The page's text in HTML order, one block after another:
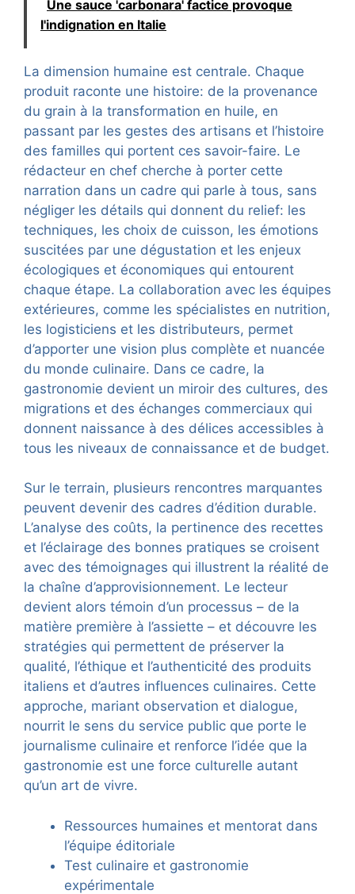
Une sauce 'carbonara' factice provoque
l'indignation en Italie
La dimension humaine est centrale. Chaque
produit raconte une histoire: de la provenance
du grain à la transformation en huile, en
passant par les gestes des artisans et l’histoire
des familles qui portent ces savoir-faire. Le
rédacteur en chef cherche à porter cette
narration dans un cadre qui parle à tous, sans
négliger les détails qui donnent du relief: les
techniques, les choix de cuisson, les émotions
suscitées par une dégustation et les enjeux
écologiques et économiques qui entourent
chaque étape. La collaboration avec les équipes
extérieures, comme les spécialistes en nutrition,
les logisticiens et les distributeurs, permet
d’apporter une vision plus complète et nuancée
du monde culinaire. Dans ce cadre, la
gastronomie devient un miroir des cultures, des
migrations et des échanges commerciaux qui
donnent naissance à des délices accessibles à
tous les niveaux de connaissance et de budget.
Sur le terrain, plusieurs rencontres marquantes
peuvent devenir des cadres d’édition durable.
L’analyse des coûts, la pertinence des recettes
et l’éclairage des bonnes pratiques se croisent
avec des témoignages qui illustrent la réalité de
la chaîne d’approvisionnement. Le lecteur
devient alors témoin d’un processus – de la
matière première à l’assiette – et découvre les
stratégies qui permettent de préserver la
qualité, l’éthique et l’authenticité des produits
italiens et d’autres influences culinaires. Cette
approche, mariant observation et dialogue,
nourrit le sens du service public que porte le
journalisme culinaire et renforce l’idée que la
gastronomie est une force culturelle autant
qu’un art de vivre.
Ressources humaines et mentorat dans
l’équipe éditoriale
Test culinaire et gastronomie
expérimentale